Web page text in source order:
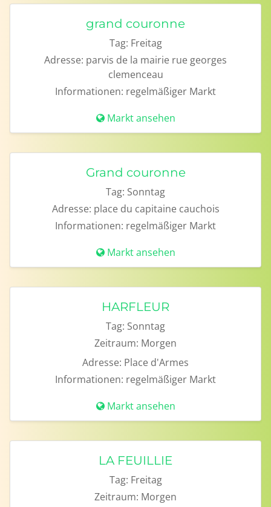
grand couronne
Tag: Freitag
Adresse: parvis de la mairie rue georges
clemenceau
Informationen: regelmäßiger Markt
Markt ansehen
Grand couronne
Tag: Sonntag
Adresse: place du capitaine cauchois
Informationen: regelmäßiger Markt
Markt ansehen
HARFLEUR
Tag: Sonntag
Zeitraum: Morgen
Adresse: Place d'Armes
Informationen: regelmäßiger Markt
Markt ansehen
LA FEUILLIE
Tag: Freitag
Zeitraum: Morgen